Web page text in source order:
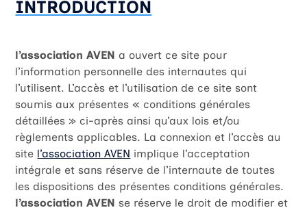
INTRODUCTION
l’association AVEN a ouvert ce site pour
l’information personnelle des internautes qui
l’utilisent. L’accès et l’utilisation de ce site sont
soumis aux présentes « conditions générales
détaillées » ci-après ainsi qu’aux lois et/ou
règlements applicables. La connexion et l’accès au
site l’association AVEN implique l’acceptation
intégrale et sans réserve de l’internaute de toutes
les dispositions des présentes conditions générales.
l’association AVEN se réserve le droit de modifier et